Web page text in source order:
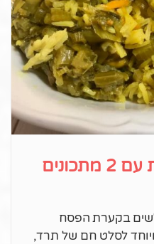
קערת פסח טבעונית עם 2 מתכונים
בקערת הפסח
לסלט חם של תרד,